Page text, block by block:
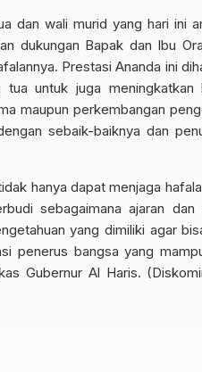
dan wali murid yang hari ini
dukungan Bapak dan Ibu
Prestasi Ananda ini
untuk juga meningkatkan
maupun perkembangan
sebaik-baiknya dan
hanya dapat menjaga
sebagaimana ajaran dan
yang dimiliki agar
penerus bangsa yang
Gubernur Al Haris.